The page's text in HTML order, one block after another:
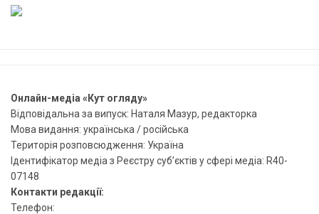
Онлайн-медіа «Кут огляду»
Відповідальна за випуск: Наталя Мазур, редакторка
Мова видання: українська / російська
Територія розповсюдження: Україна
Ідентифікатор медіа з Реєстру суб’єктів у сфері медіа: R40-
07148
Контакти редакції:
Телефон: